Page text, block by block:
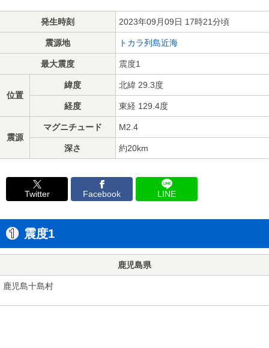
発生時刻 2023年09月09日 17時21分頃
震源地 トカラ列島近海
最大震度 震度1
位置
緯度 北緯 29.3度
経度 東経 129.4度
震源
マグニチュード M2.4
深さ 約20km
Twitter Facebook LINE
震度1
鹿児島県
鹿児島十島村